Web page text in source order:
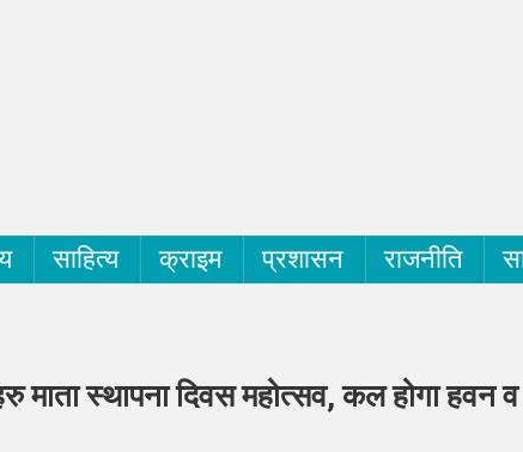
साहित्य क्राइम प्रशासन राजनीति
स्थापना दिवस महोत्सव, कल होगा हवन व